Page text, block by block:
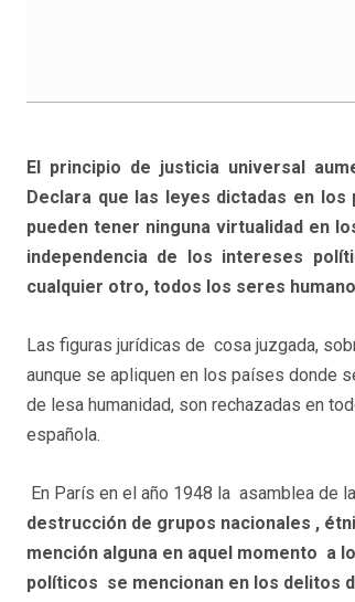
El principio de justicia universal
Declara que las leyes dictadas en
pueden tener ninguna virtualidad en
independencia de los intereses
cualquier otro, todos los seres
Las figuras jurídicas de cosa juzgada,
aunque se apliquen en los países donde
de lesa humanidad, son rechazadas en
española.
En París en el año 1948 la asamblea de
destrucción de grupos nacionales ,
mención alguna en aquel momento a
políticos se mencionan en los delitos